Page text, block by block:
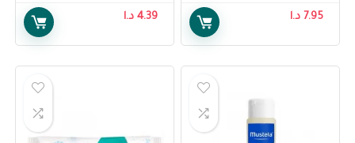
7.95 د.ا 4.39 د.ا